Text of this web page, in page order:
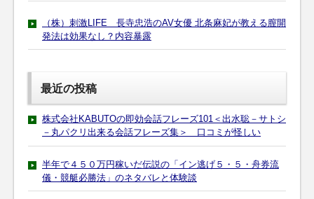
（株）刺激LIFE 長寺忠浩のAV女優 北条麻妃が教える膣開
発法は効果なし？内容暴露
最近の投稿
株式会社KABUTOの即効会話フレーズ101＜出水聡－サトシ
－丸パクリ出来る会話フレーズ集＞ 口コミが怪しい
半年で４５０万円稼いだ伝説の「イン逃げ５・５・舟券流
儀・競艇必勝法」のネタバレと体験談